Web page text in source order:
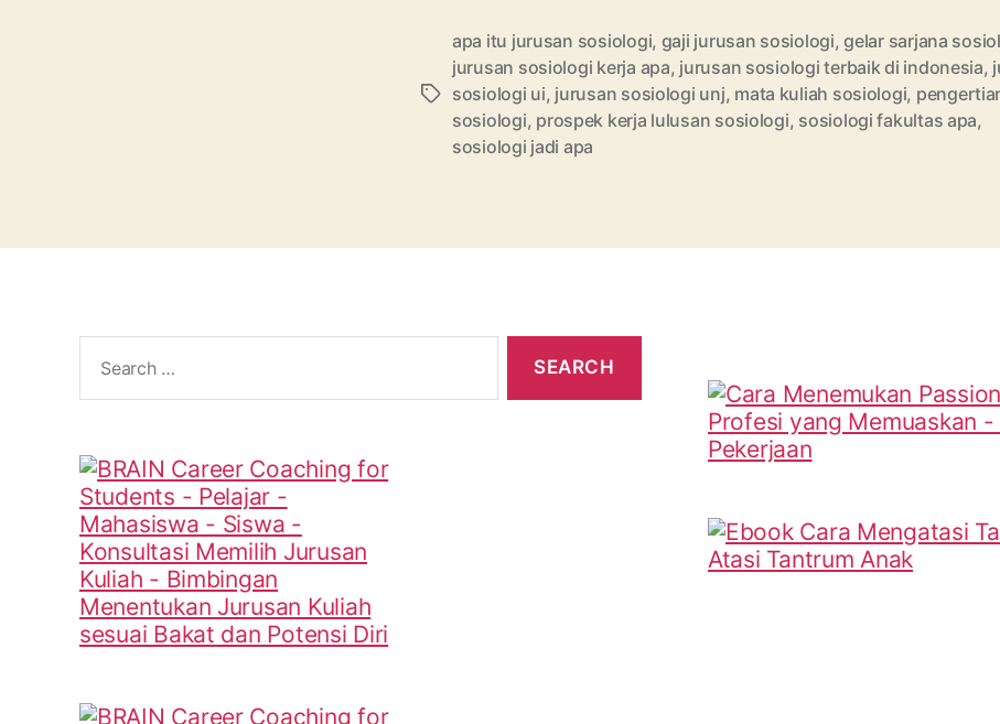
Tags
apa itu jurusan sosiologi, gaji jurusan sosiologi,gelar sarjana
jurusan sosiologi kerja apa, jurusan sosiologi terbaik di indonesia,
sosiologi ui, jurusan sosiologi unj, mata kuliah sosiologi,
sosiologi, prospek kerja lulusan sosiologi, sosiologi fakultas apa,
sosiologi jadi apa
for: